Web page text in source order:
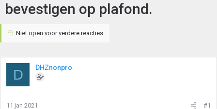
bevestigen op plafond.
Niet open voor verdere reacties.
D DHZnonpro
11 jan 2021 #1